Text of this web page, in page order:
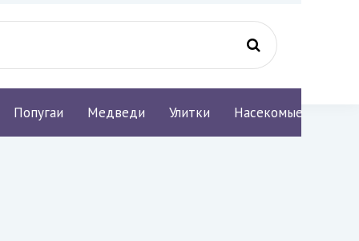
Попугаи Медведи Улитки Насекомые